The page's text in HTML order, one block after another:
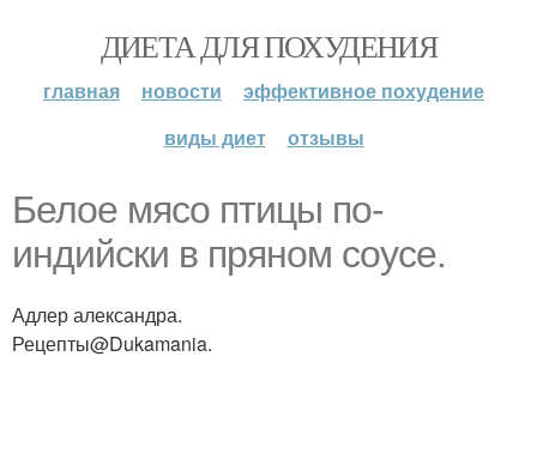
ДИЕТА ДЛЯ ПОХУДЕНИЯ
главная новости
эффективное похудение
виды диет
отзывы
Белое мясо птицы по-
индийски в пряном соусе.
Адлер александра.
Рецепты@Dukamania.